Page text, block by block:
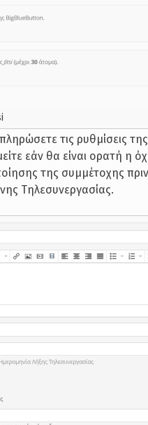
τις ρυθμίσεις
εάν θα είναι ορατή η
της συμμέτοχης
Τηλεσυνεργασίας.